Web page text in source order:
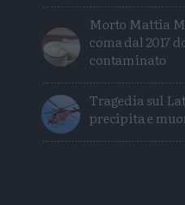
Morto Mattia
coma dal 2017
contaminato
Tragedia sul
precipita e